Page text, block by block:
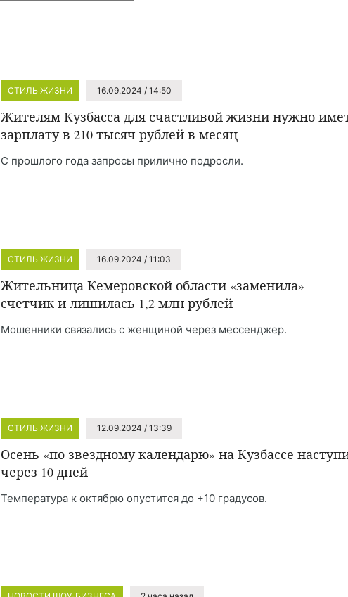
СТИЛЬ ЖИЗНИ 16.09.2024 / 14:50
Жителям Кузбасса для счастливой жизни нужно
зарплату в 210 тысяч рублей в месяц
С прошлого года запросы прилично подросли.
СТИЛЬ ЖИЗНИ 16.09.2024 / 11:03
Жительница Кемеровской области «заменила»
счетчик и лишилась 1,2 млн рублей
Мошенники связались с женщиной через мессенджер.
СТИЛЬ ЖИЗНИ 12.09.2024 / 13:39
Осень «по звездному календарю» на Кузбассе
через 10 дней
Температура к октябрю опустится до +10 градусов.